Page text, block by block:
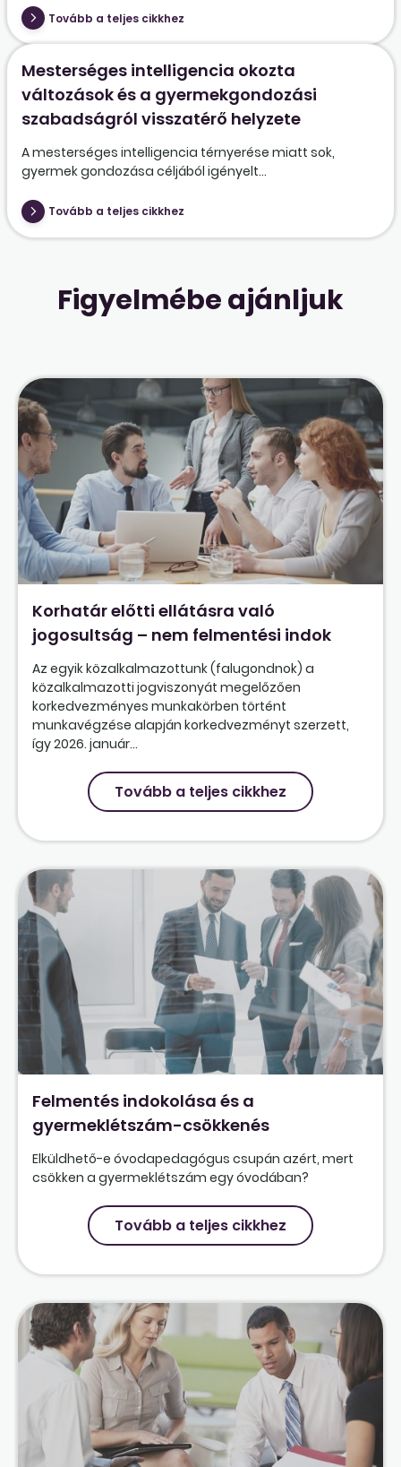
Tovább a teljes cikkhez
Mesterséges intelligencia okozta
változások és a gyermekgondozási
szabadságról visszatérő helyzete
A mesterséges intelligencia térnyerése miatt sok,
gyermek gondozása céljából igényelt...
Tovább a teljes cikkhez
Figyelmébe ajánljuk
Korhatár előtti ellátásra való
jogosultság – nem felmentési indok
Az egyik közalkalmazottunk (falugondnok) a
közalkalmazotti jogviszonyát megelőzően
korkedvezményes munkakörben történt
munkavégzése alapján korkedvezményt szerzett,
így 2026. január...
Tovább a teljes cikkhez
Felmentés indokolása és a
gyermeklétszám-csökkenés
Elküldhető-e óvodapedagógus csupán azért, mert
csökken a gyermeklétszám egy óvodában?
Tovább a teljes cikkhez